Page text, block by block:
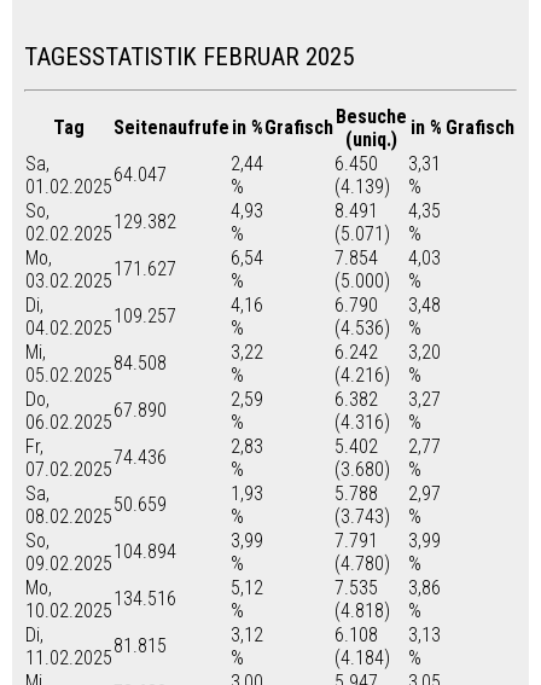
TAGESSTATISTIK FEBRUAR 2025
Tag Seitenaufrufe in %GrafischBesuche
(uniq.)
in % Grafisch
Sa,
01.02.2025
64.047
2,44
%
6.450
(4.139)
3,31
%
So,
02.02.2025
129.382
4,93
%
8.491
(5.071)
4,35
%
Mo,
03.02.2025
171.627
6,54
%
7.854
(5.000)
4,03
%
Di,
04.02.2025
109.257
4,16
%
6.790
(4.536)
3,48
%
Mi,
05.02.2025
84.508
3,22
%
6.242
(4.216)
3,20
%
Do,
06.02.2025
67.890
2,59
%
6.382
(4.316)
3,27
%
Fr,
07.02.2025
74.436
2,83
%
5.402
(3.680)
2,77
%
Sa,
08.02.2025
50.659
1,93
%
5.788
(3.743)
2,97
%
So,
09.02.2025
104.894
3,99
%
7.791
(4.780)
3,99
%
Mo,
10.02.2025
134.516
5,12
%
7.535
(4.818)
3,86
%
Di,
11.02.2025
81.815
3,12
%
6.108
(4.184)
3,13
%